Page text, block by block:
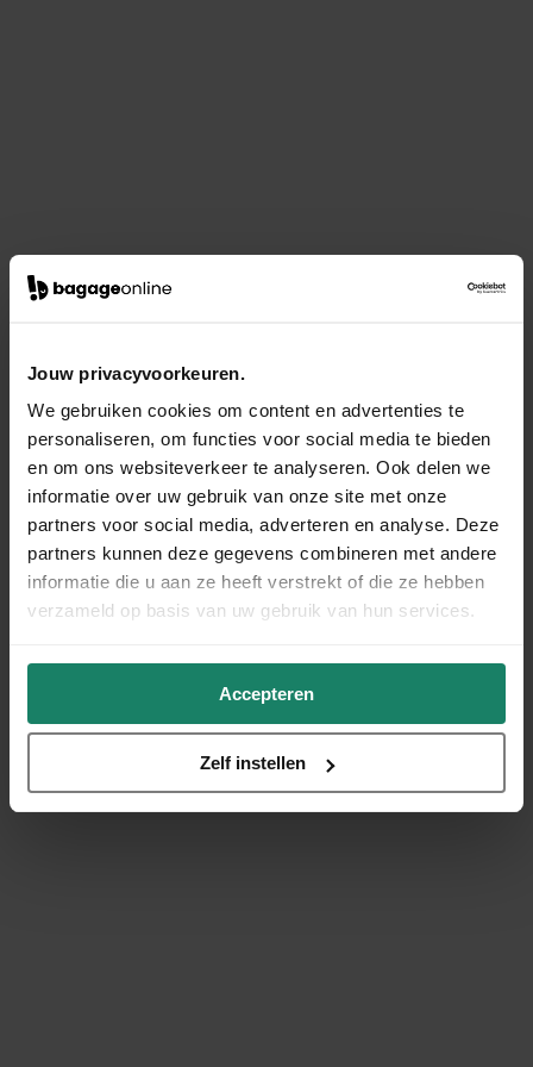
Jouw privacyvoorkeuren.
We gebruiken cookies om content en advertenties te
personaliseren, om functies voor social media te bieden
en om ons websiteverkeer te analyseren. Ook delen we
informatie over uw gebruik van onze site met onze
partners voor social media, adverteren en analyse. Deze
partners kunnen deze gegevens combineren met andere
informatie die u aan ze heeft verstrekt of die ze hebben
verzameld op basis van uw gebruik van hun services.
Accepteren
Zelf instellen